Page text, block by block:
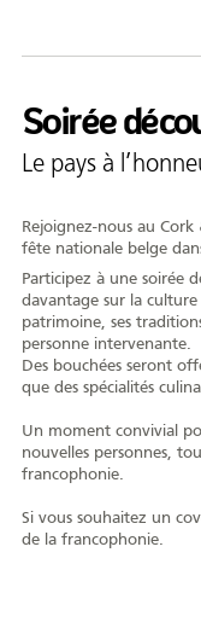
Location
Tourisme
Équipe
Soirée
Le pays à
Rejoignez-nous au
fête nationale belge
Participez à une soirée
davantage sur la culture
patrimoine, ses
personne intervenante.
Des bouchées seront
que des spécialités
Un moment convivial
nouvelles personnes,
francophonie.
Si vous souhaitez un
de la francophonie.